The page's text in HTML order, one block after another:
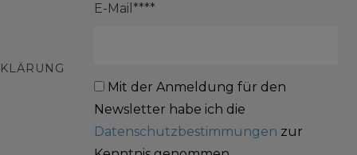
E-Mail****
Mit der Anmeldung für den
Newsletter habe ich die
Datenschutzbestimmungen zur